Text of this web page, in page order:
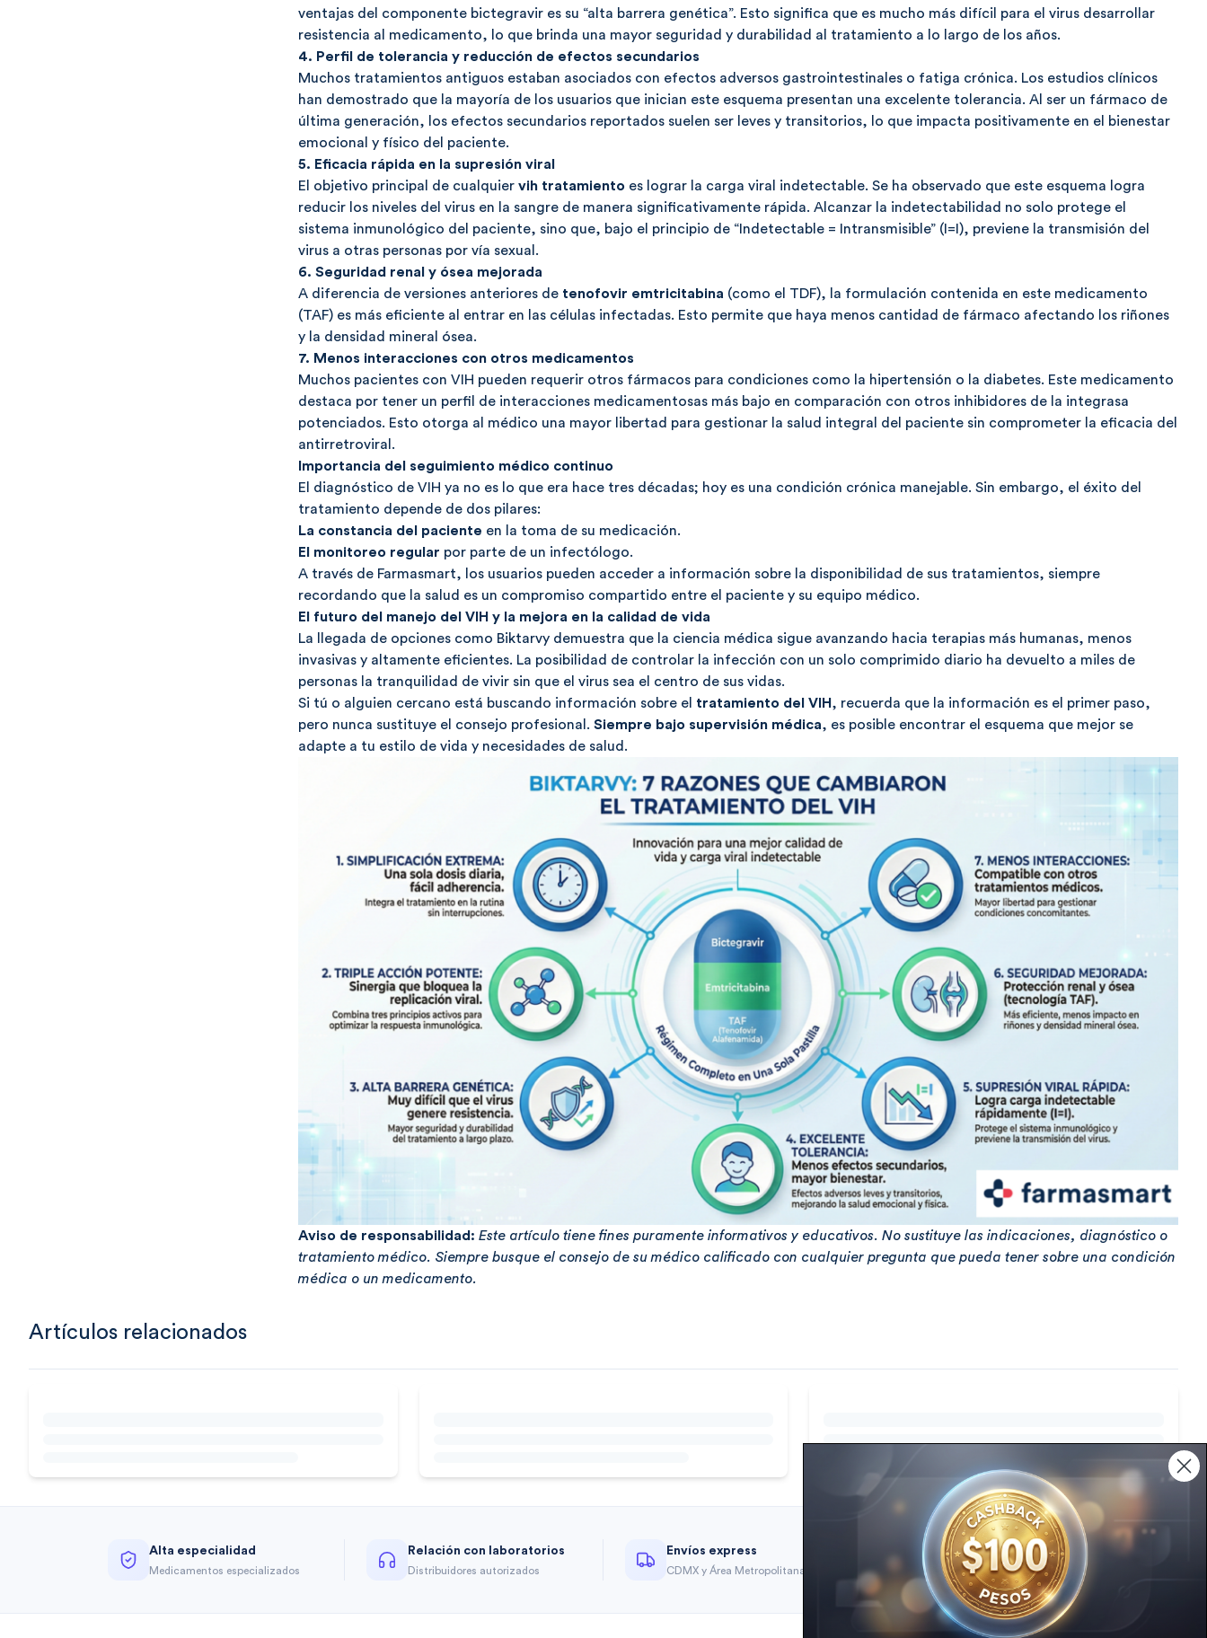
ventajas del componente bictegravir es su “alta barrera genética”. Esto significa que es mucho más difícil para el virus desarrollar
resistencia al medicamento, lo que brinda una mayor seguridad y durabilidad al tratamiento a lo largo de los años.
4. Perfil de tolerancia y reducción de efectos secundarios
Muchos tratamientos antiguos estaban asociados con efectos adversos gastrointestinales o fatiga crónica. Los estudios clínicos
han demostrado que la mayoría de los usuarios que inician este esquema presentan una excelente tolerancia. Al ser un fármaco de
última generación, los efectos secundarios reportados suelen ser leves y transitorios, lo que impacta positivamente en el bienestar
emocional y físico del paciente.
5. Eficacia rápida en la supresión viral
El objetivo principal de cualquier vih tratamiento es lograr la carga viral indetectable. Se ha observado que este esquema logra
reducir los niveles del virus en la sangre de manera significativamente rápida. Alcanzar la indetectabilidad no solo protege el
sistema inmunológico del paciente, sino que, bajo el principio de “Indetectable = Intransmisible” (I=I), previene la transmisión del
virus a otras personas por vía sexual.
6. Seguridad renal y ósea mejorada
A diferencia de versiones anteriores de tenofovir emtricitabina (como el TDF), la formulación contenida en este medicamento
(TAF) es más eficiente al entrar en las células infectadas. Esto permite que haya menos cantidad de fármaco afectando los riñones
y la densidad mineral ósea.
7. Menos interacciones con otros medicamentos
Muchos pacientes con VIH pueden requerir otros fármacos para condiciones como la hipertensión o la diabetes. Este medicamento
destaca por tener un perfil de interacciones medicamentosas más bajo en comparación con otros inhibidores de la integrasa
potenciados. Esto otorga al médico una mayor libertad para gestionar la salud integral del paciente sin comprometer la eficacia del
antirretroviral.
Importancia del seguimiento médico continuo
El diagnóstico de VIH ya no es lo que era hace tres décadas; hoy es una condición crónica manejable. Sin embargo, el éxito del
tratamiento depende de dos pilares:
La constancia del paciente en la toma de su medicación.
El monitoreo regular por parte de un infectólogo.
A través de Farmasmart, los usuarios pueden acceder a información sobre la disponibilidad de sus tratamientos, siempre
recordando que la salud es un compromiso compartido entre el paciente y su equipo médico.
El futuro del manejo del VIH y la mejora en la calidad de vida
La llegada de opciones como Biktarvy demuestra que la ciencia médica sigue avanzando hacia terapias más humanas, menos
invasivas y altamente eficientes. La posibilidad de controlar la infección con un solo comprimido diario ha devuelto a miles de
personas la tranquilidad de vivir sin que el virus sea el centro de sus vidas.
Si tú o alguien cercano está buscando información sobre el tratamiento del VIH , recuerda que la información es el primer paso,
pero nunca sustituye el consejo profesional. Siempre bajo supervisión médica, es posible encontrar el esquema que mejor se
adapte a tu estilo de vida y necesidades de salud.
Aviso de responsabilidad: Este artículo tiene fines puramente informativos y educativos. No sustituye las indicaciones, diagnóstico o
tratamiento médico. Siempre busque el consejo de su médico calificado con cualquier pregunta que pueda tener sobre una condición
médica o un medicamento.
Artículos relacionados
Alta especialidad
Medicamentos especializados
Relación con laboratorios
Distribuidores autorizados
Envíos express
CDMX y Área Metropolitana
Catálogo extenso
Más de 8,000 productos